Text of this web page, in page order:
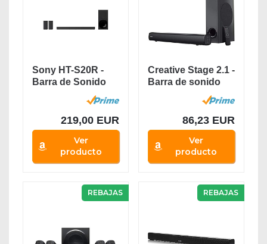
Sony HT-S20R -
Barra de Sonido
(5.1 Canales,...
219,00 EUR
Ver
producto
Creative Stage 2.1 -
Barra de sonido
con subwoofer...
86,23 EUR
Ver
producto
REBAJAS REBAJAS